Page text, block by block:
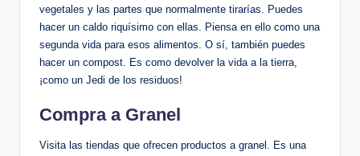
vegetales y las partes que normalmente tirarías. Puedes
hacer un caldo riquísimo con ellas. Piensa en ello como una
segunda vida para esos alimentos. O sí, también puedes
hacer un compost. Es como devolver la vida a la tierra,
¡como un Jedi de los residuos!
Compra a Granel
Visita las tiendas que ofrecen productos a granel. Es una